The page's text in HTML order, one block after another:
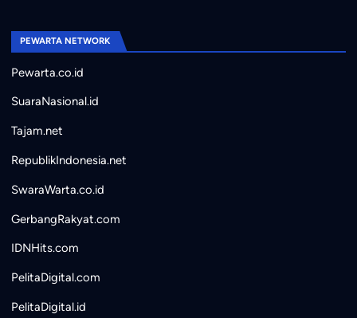
PEWARTA NETWORK
Pewarta.co.id
SuaraNasional.id
Tajam.net
RepublikIndonesia.net
SwaraWarta.co.id
GerbangRakyat.com
IDNHits.com
PelitaDigital.com
PelitaDigital.id